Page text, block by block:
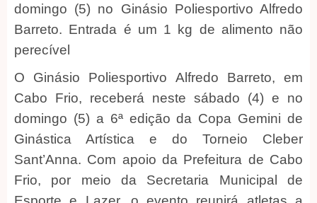
domingo (5) no Ginásio Poliesportivo Alfredo
Barreto. Entrada é um 1 kg de alimento não
perecível
O Ginásio Poliesportivo Alfredo Barreto, em
Cabo Frio, receberá neste sábado (4) e no
domingo (5) a 6ª edição da Copa Gemini de
Ginástica Artística e do Torneio Cleber
Sant’Anna. Com apoio da Prefeitura de Cabo
Frio, por meio da Secretaria Municipal de